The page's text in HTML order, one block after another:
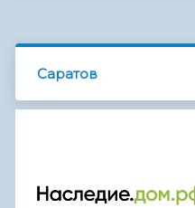
Саратов